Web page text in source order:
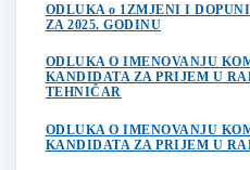
ODLUKA o 1ZMJENI I
ZA 2025. GODINU
ODLUKA O IMENOVANJU
KANDIDATA ZA PRIJEM U
TEHNIČAR
ODLUKA O IMENOVANJU
KANDIDATA ZA PRIJEM U